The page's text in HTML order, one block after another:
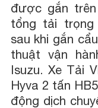
được gắn
tổng tải trọng
sau khi gắn
thuật vận
Isuzu. Xe Tải
Hyva 2 tấn
động dịch